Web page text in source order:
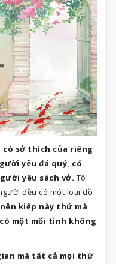
sở thích của riêng
yêu đá quý, có
yêu sách vở. Tôi
đều có một loại đồ
kiếp này thứ mà
một mối tình không
mà tất cả mọi thứ